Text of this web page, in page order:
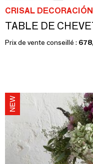
CRISAL DECORACIÓN
TABLE DE
Prix de vente conseillé :